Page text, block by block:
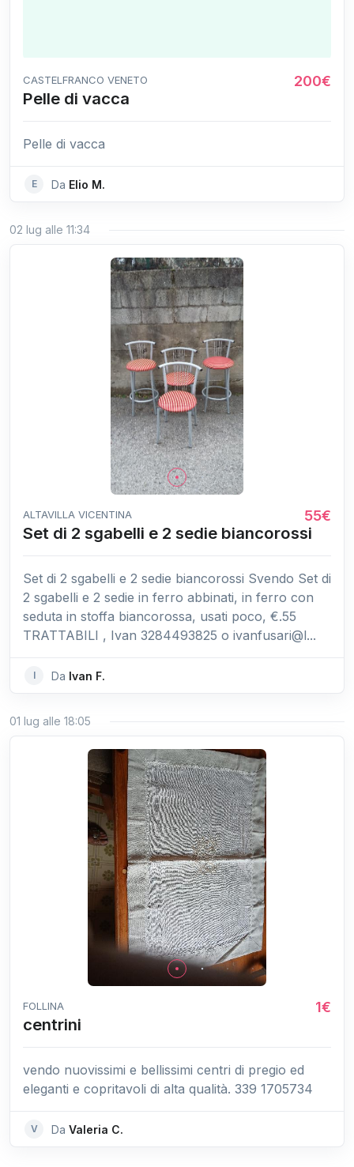
CASTELFRANCO VENETO 200€
Pelle di vacca
Pelle di vacca
E Da Elio M.
02 lug alle 11:34
ALTAVILLA VICENTINA 55€
Set di 2 sgabelli e 2 sedie biancorossi
Set di 2 sgabelli e 2 sedie biancorossi Svendo Set di
2 sgabelli e 2 sedie in ferro abbinati, in ferro con
seduta in stoffa biancorossa, usati poco, €.55
TRATTABILI , Ivan 3284493825 o ivanfusari@l...
I Da Ivan F.
01 lug alle 18:05
FOLLINA 1€
centrini
vendo nuovissimi e bellissimi centri di pregio ed
eleganti e copritavoli di alta qualità. 339 1705734
V Da Valeria C.